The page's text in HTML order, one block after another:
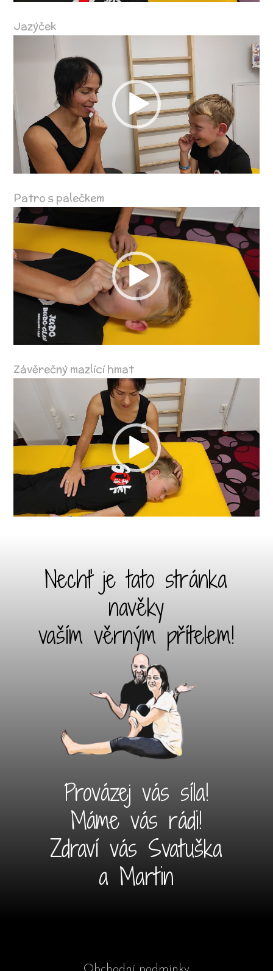
Jazýček
přehrávač
Patro s palečkem
Video
Závěrečný mazlící hmat
přehrávač
Nechť je tato stránka
navěky
vaším věrným přítelem!
Provázej vás síla!
Máme vás rádi!
Zdraví vás Svatuška
a Martin